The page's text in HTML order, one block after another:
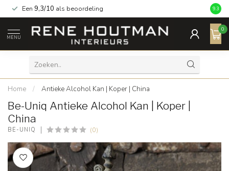
Een 9,3/10 als beoordeling 9.3
MENU
0
Home / Antieke Alcohol Kan | Koper | China
Be-Uniq Antieke Alcohol Kan | Koper |
China
BE-UNIQ (0)